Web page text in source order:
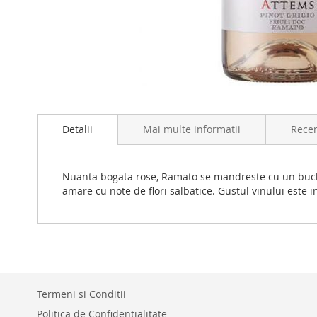
beginning
images
gallery
Detalii
Nuanta bogata rose, Ramato se mandreste cu un
amare cu note de flori salbatice. Gustul vinului este
Mai multe informatii
Termeni si Conditii
Politica de Confidentialitate